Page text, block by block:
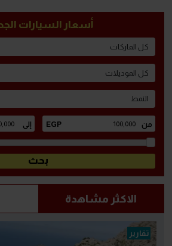
أسعار السيارات
كل الماركات
كل الموديلات
النمط
الاكثر مشاهدة
تقارير